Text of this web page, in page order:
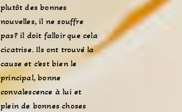
plutôt des bonnes
nouvelles, il ne souffre
pas? il doit falloir que cela
cicatrise. Ils ont trouvé la
cause et c’est bien le
principal, bonne
convalescence à lui et
plein de bonnes choses